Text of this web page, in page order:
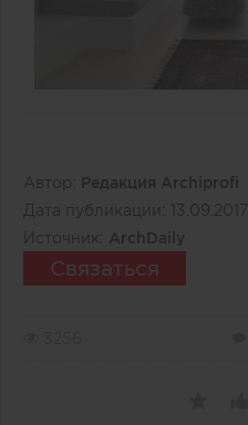
Автор:
Редакция Archiprofi
Дата публикации:
13.09.2017
Источник: ArchDaily
Связаться